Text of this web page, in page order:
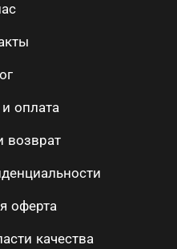
оплата
возврат
оферта
качества